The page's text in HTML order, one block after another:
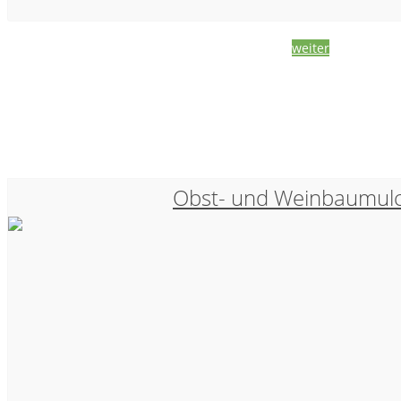
weiter
Obst- und